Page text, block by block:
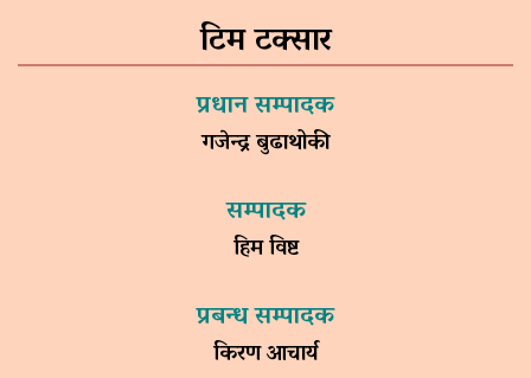
टिम टक्सार
प्रधान सम्पादक
गजेन्द्र बुढाथोकी
सम्पादक
हिम विष्ट
प्रबन्ध सम्पादक
किरण आचार्य